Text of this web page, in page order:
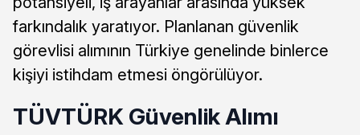
farkındalık yaratıyor. Planlanan güvenlik
görevlisi alımının Türkiye genelinde binlerce
kişiyi istihdam etmesi öngörülüyor.
TÜVTÜRK Güvenlik Alımı